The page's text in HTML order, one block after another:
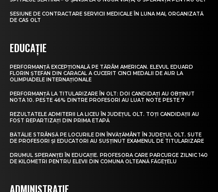
SESIUNE DE CONTRACTARE SERVICII MEDICALE ÎN LUNA MAI, ORGANIZATĂ
DE CAS OLT
EDUCAȚIE
PERFORMANȚĂ EXCEPȚIONALĂ PE TĂRÂM AMERICAN. ELEVUL EDUARD
FLORIN ȘTEFAN DIN CARACAL A CUCERIT CINCI MEDALII DE AUR LA
OLIMPIADELE INTERNAȚIONALE
PERFORMANȚĂ LA TITULARIZARE ÎN OLT: DOI CANDIDAȚI AU OBȚINUT
NOTA 10. PESTE 46% DINTRE PROFESORI AU LUAT NOTE PESTE 7
REZULTATELE ADMITERII LA LICEU ÎN JUDEȚUL OLT. TOȚI CANDIDAȚII AU
FOST REPARTIZAȚI DIN PRIMA ETAPĂ
BĂTĂLIE STRÂNSĂ PE LOCURILE DIN ÎNVĂȚĂMÂNT ÎN JUDEȚUL OLT. SUTE
DE PROFESORI ȘI EDUCATORI AU SUSȚINUT EXAMENUL DE TITULARIZARE
DRUMUL SPERANȚEI ÎN EDUCAȚIE. PROFESORA CARE PARCURGE ZILNIC 140
DE KILOMETRI PENTRU ELEVII DIN COMUNA OLTEANĂ FĂGEȚELU